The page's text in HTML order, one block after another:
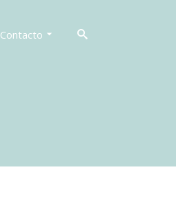
Contacto